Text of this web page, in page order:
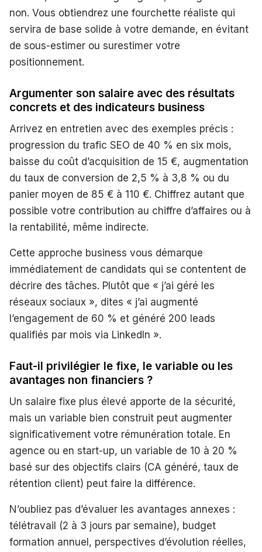
non. Vous obtiendrez une fourchette réaliste qui
servira de base solide à votre demande, en évitant
de sous-estimer ou surestimer votre
positionnement.
Argumenter son salaire avec des résultats
concrets et des indicateurs business
Arrivez en entretien avec des exemples précis :
progression du trafic SEO de 40 % en six mois,
baisse du coût d’acquisition de 15 €, augmentation
du taux de conversion de 2,5 % à 3,8 % ou du
panier moyen de 85 € à 110 €. Chiffrez autant que
possible votre contribution au chiffre d’affaires ou à
la rentabilité, même indirecte.
Cette approche business vous démarque
immédiatement de candidats qui se contentent de
décrire des tâches. Plutôt que « j’ai géré les
réseaux sociaux », dites « j’ai augmenté
l’engagement de 60 % et généré 200 leads
qualifiés par mois via LinkedIn ».
Faut-il privilégier le fixe, le variable ou les
avantages non financiers ?
Un salaire fixe plus élevé apporte de la sécurité,
mais un variable bien construit peut augmenter
significativement votre rémunération totale. En
agence ou en start-up, un variable de 10 à 20 %
basé sur des objectifs clairs (CA généré, taux de
rétention client) peut faire la différence.
N’oubliez pas d’évaluer les avantages annexes :
télétravail (2 à 3 jours par semaine), budget
formation annuel, perspectives d’évolution réelles,